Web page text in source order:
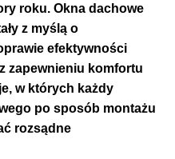
roku. Okna dachowe
z myślą o
efektywności
zapewnieniu komfortu
w których każdy
po sposób montażu
rozsądne